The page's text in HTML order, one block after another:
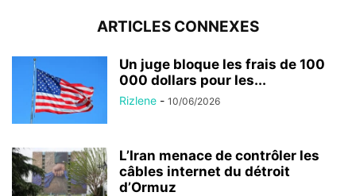
ARTICLES CONNEXES
Un juge bloque les frais de 100
000 dollars pour les...
Rizlene - 10/06/2026
L’Iran menace de contrôler les
câbles internet du détroit
d’Ormuz